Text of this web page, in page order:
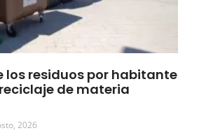
los residuos por habitante
de materia
2026